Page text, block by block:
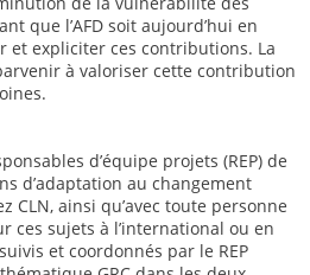
que l’AFD soit aujourd’hui en
et expliciter ces contributions. La
à valoriser cette contribution
d’équipe projets (REP) de
d’adaptation au changement
CLN, ainsi qu’avec toute personne
ces sujets à l’international ou en
et coordonnés par le REP